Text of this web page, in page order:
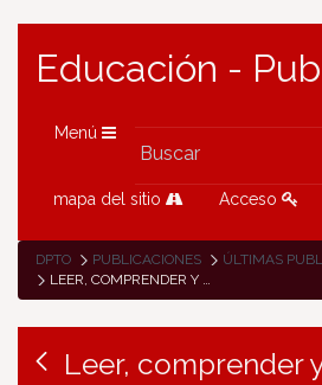
Educación -
Menú
mapa del sitio Acceso
DPTO PUBLICACIONES
ÚLTIMAS
LEER, COMPRENDER Y ACTUAR. PROPUESTAS PARA EL USO FUNCIONAL DEL LENGUAJE ESCRITO
Leer, comprender